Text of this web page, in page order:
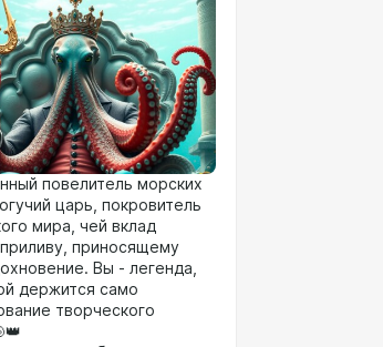
повелитель морских
царь, покровитель
мира, чей вклад
приносящему
Вы - легенда,
держится само
творческого